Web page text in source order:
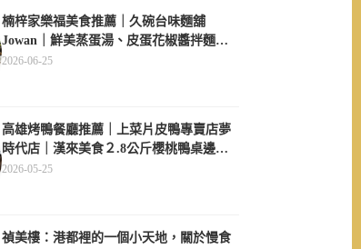
楠梓家樂福美食推薦｜久碗台味麵舖
Jowan｜鮮美蒸蛋湯、皮蛋花椒醬拌麵必
點、午間用餐不休息超方便
2026-06-25
高雄烤鴨餐廳推薦｜上菜片皮鴨專賣店夢
時代店｜漢來美食２.8公斤櫻桃鴨桌邊現
片
2026-05-25
禎美樓：港都裡的一個小天地，關於慢食